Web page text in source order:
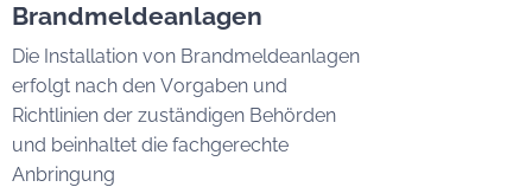
Brandmeldeanlagen
Die Installation von Brandmeldeanlagen
erfolgt nach den Vorgaben und
Richtlinien der zuständigen Behörden
und beinhaltet die fachgerechte
Anbringung